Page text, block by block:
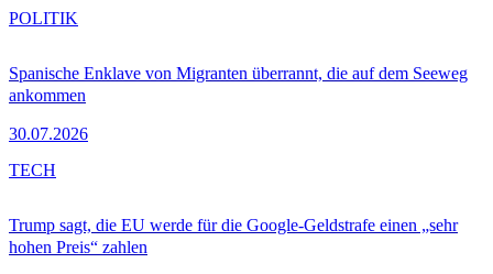
Spanische Enklave von Migranten überrannt, die auf dem Seeweg
ankommen
30.07.2026
POLITIK
Trump sagt, die EU werde für die Google-Geldstrafe einen „sehr
hohen Preis“ zahlen
TECH